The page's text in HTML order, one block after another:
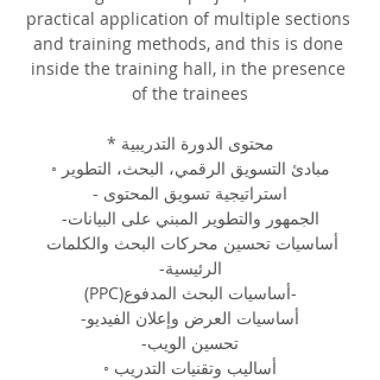
practical application of multiple sections
and training methods, and this is done
inside the training hall, in the presence
of the trainees
محتوى الدورة التدريبية *
مبادئ التسويق الرقمي، البحث، التطوير ◦
استراتيجية تسويق المحتوى -
الجمهور والتطوير المبني على البيانات-
أساسيات تحسين محركات البحث والكلمات
الرئيسية-
(PPC)أساسيات البحث المدفوع-
أساسيات العرض وإعلان الفيديو-
تحسين الويب-
أساليب وتقنيات التدريب ◦